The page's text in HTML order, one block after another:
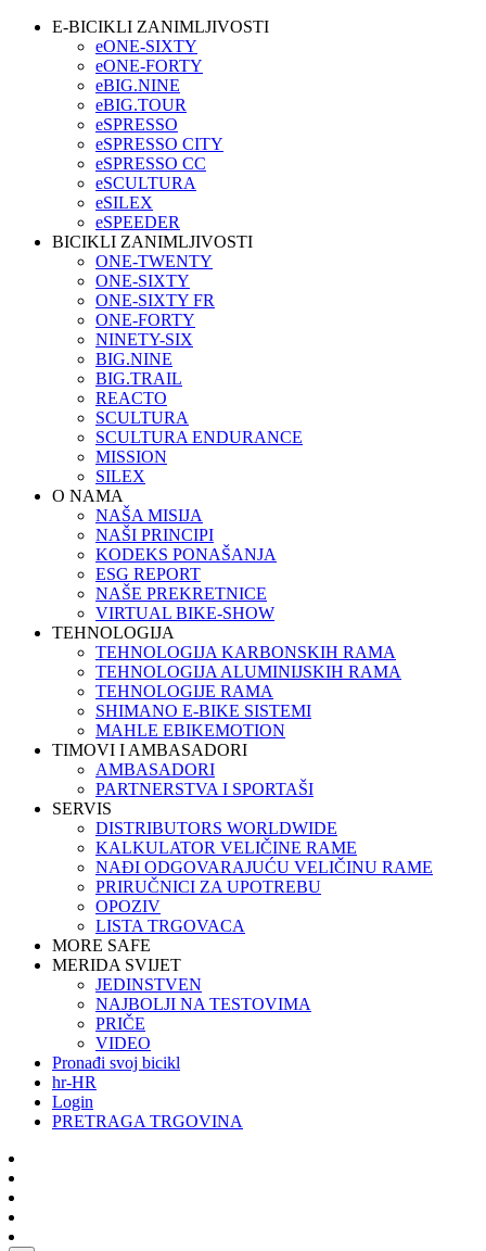
E-BICIKLI ZANIMLJIVOSTI
eONE-SIXTY
eONE-FORTY
eBIG.NINE
eBIG.TOUR
eSPRESSO
eSPRESSO CITY
eSPRESSO CC
eSCULTURA
eSILEX
eSPEEDER
BICIKLI ZANIMLJIVOSTI
ONE-TWENTY
ONE-SIXTY
ONE-SIXTY FR
ONE-FORTY
NINETY-SIX
BIG.NINE
BIG.TRAIL
REACTO
SCULTURA
SCULTURA ENDURANCE
MISSION
SILEX
O NAMA
NAŠA MISIJA
NAŠI PRINCIPI
KODEKS PONAŠANJA
ESG REPORT
NAŠE PREKRETNICE
VIRTUAL BIKE-SHOW
TEHNOLOGIJA
TEHNOLOGIJA KARBONSKIH RAMA
TEHNOLOGIJA ALUMINIJSKIH RAMA
TEHNOLOGIJE RAMA
SHIMANO E-BIKE SISTEMI
MAHLE EBIKEMOTION
TIMOVI I AMBASADORI
AMBASADORI
PARTNERSTVA I SPORTAŠI
SERVIS
DISTRIBUTORS WORLDWIDE
KALKULATOR VELIČINE RAME
NAĐI ODGOVARAJUĆU VELIČINU RAME
PRIRUČNICI ZA UPOTREBU
OPOZIV
LISTA TRGOVACA
MORE SAFE
MERIDA SVIJET
JEDINSTVEN
NAJBOLJI NA TESTOVIMA
PRIČE
VIDEO
Pronađi svoj bicikl
hr-HR
Login
PRETRAGA TRGOVINA